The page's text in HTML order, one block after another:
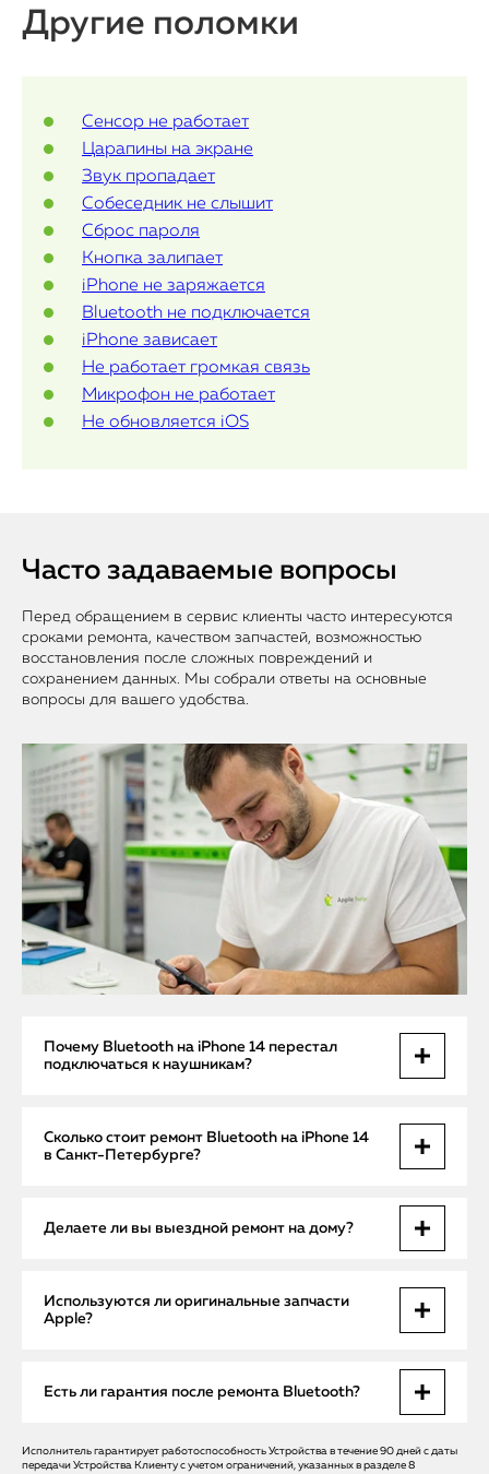
Контакты
Другие поломки
Сенсор не работает
Царапины на экране
Звук пропадает
Собеседник не слышит
Сброс пароля
Кнопка залипает
iPhone не заряжается
Bluetooth не подключается
iPhone зависает
Не работает громкая связь
Микрофон не работает
Не обновляется iOS
Часто задаваемые вопросы
Перед обращением в сервис клиенты часто интересуются
сроками ремонта, качеством запчастей, возможностью
восстановления после сложных повреждений и
сохранением данных. Мы собрали ответы на основные
вопросы для вашего удобства.
Почему Bluetooth на iPhone 14 перестал
подключаться к наушникам?
Причиной может быть повреждение антенны после
падения, сбой контроллера или программная ошибка.
Точная диагностика определит источник проблемы и
Сколько стоит ремонт Bluetooth на iPhone 14
в Санкт-Петербурге?
Диагностика бесплатная. Стоимость ремонта зависит от
типа неисправности: восстановление антенны — от 1900
Делаете ли вы выездной ремонт на дому?
Да, мастер бесплатно приезжает по Санкт-Петербургу.
Все несложные неисправности устраняются на месте. Если
Используются ли оригинальные запчасти
Apple?
Да, только оригинальные комплектующие Apple, что
гарантирует стабильную работу Bluetooth и
Есть ли гарантия после ремонта Bluetooth?
Да, на все виды ремонта действует гарантия до 12 месяцев.
Исполнитель гарантирует работоспособность Устройства в течение 90 дней с даты
передачи Устройства Клиенту с учетом ограничений, указанных в разделе 8